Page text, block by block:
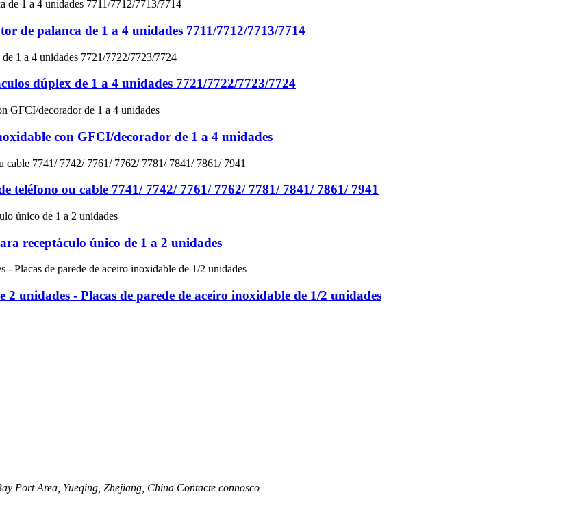
de palanca de 1 a 4 unidades 7711/7712/7713/7714
dúplex de 1 a 4 unidades 7721/7722/7723/7724
con GFCI/decorador de 1 a 4 unidades
teléfono ou cable 7741/ 7742/ 7761/ 7762/ 7781/ 7841/ 7861/ 7941
receptáculo único de 1 a 2 unidades
2 unidades - Placas de parede de aceiro inoxidable de 1/2 unidades
Port Area, Yueqing, Zhejiang, China Contacte connosco